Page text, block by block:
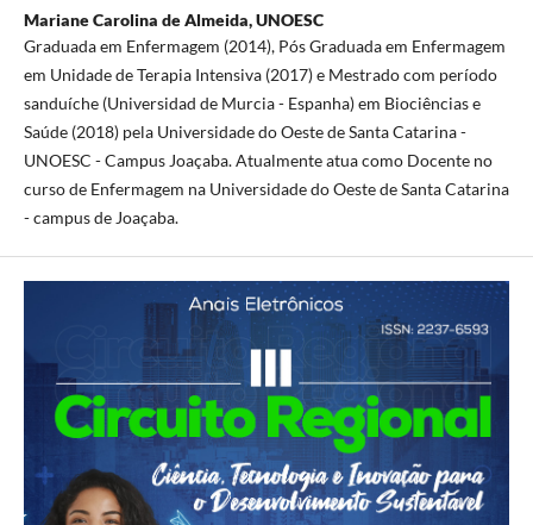
Mariane Carolina de Almeida,UNOESC
Graduada em Enfermagem (2014), Pós Graduada em Enfermagem
em Unidade de Terapia Intensiva (2017) e Mestrado com período
sanduíche (Universidad de Murcia - Espanha) em Biociências e
Saúde (2018) pela Universidade do Oeste de Santa Catarina -
UNOESC - Campus Joaçaba. Atualmente atua como Docente no
curso de Enfermagem na Universidade do Oeste de Santa Catarina
- campus de Joaçaba.